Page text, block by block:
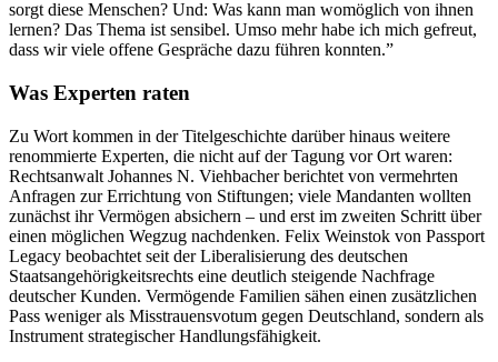
sorgt diese Menschen? Und: Was kann man womöglich von ihnen
lernen? Das Thema ist sensibel. Umso mehr habe ich mich gefreut,
dass wir viele offene Gespräche dazu führen konnten.”
Was Experten raten
Zu Wort kommen in der Titelgeschichte darüber hinaus weitere
renommierte Experten, die nicht auf der Tagung vor Ort waren:
Rechtsanwalt Johannes N. Viehbacher berichtet von vermehrten
Anfragen zur Errichtung von Stiftungen; viele Mandanten wollten
zunächst ihr Vermögen absichern – und erst im zweiten Schritt über
einen möglichen Wegzug nachdenken. Felix Weinstok von Passport
Legacy beobachtet seit der Liberalisierung des deutschen
Staatsangehörigkeitsrechts eine deutlich steigende Nachfrage
deutscher Kunden. Vermögende Familien sähen einen zusätzlichen
Pass weniger als Misstrauensvotum gegen Deutschland, sondern als
Instrument strategischer Handlungsfähigkeit.